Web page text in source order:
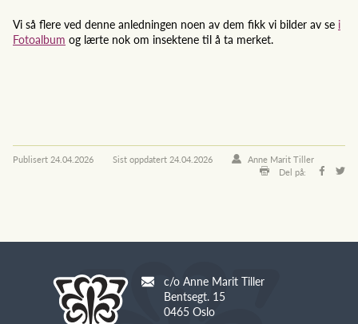
Vi så flere ved denne anledningen noen av dem fikk vi bilder av se i
Fotoalbum og lærte nok om insektene til å ta merket.
Publisert 24.04.2026 Sist oppdatert 24.04.2026
Anne Marit Tiller
Del på:
c/o Anne Marit Tiller
Bentsegt. 15
0465 Oslo